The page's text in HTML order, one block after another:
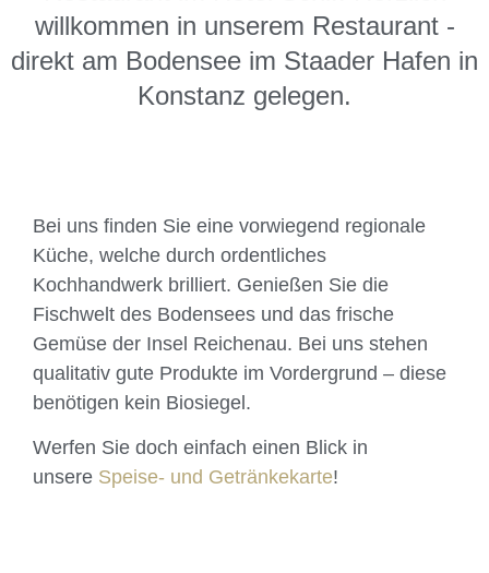
willkommen in unserem Restaurant -
direkt am Bodensee im Staader Hafen in
Konstanz gelegen.
Bei uns finden Sie eine vorwiegend regionale
Küche, welche durch ordentliches
Kochhandwerk brilliert. Genießen Sie die
Fischwelt des Bodensees und das frische
Gemüse der Insel Reichenau. Bei uns stehen
qualitativ gute Produkte im Vordergrund – diese
benötigen kein Biosiegel.
Werfen Sie doch einfach einen Blick in
unsere Speise- und Getränkekarte!